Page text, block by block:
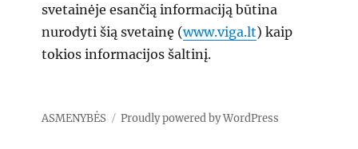
svetainėje esančią informaciją būtina
nurodyti šią svetainę (www.viga.lt) kaip
tokios informacijos šaltinį.
ASMENYBĖS Proudly powered by WordPress